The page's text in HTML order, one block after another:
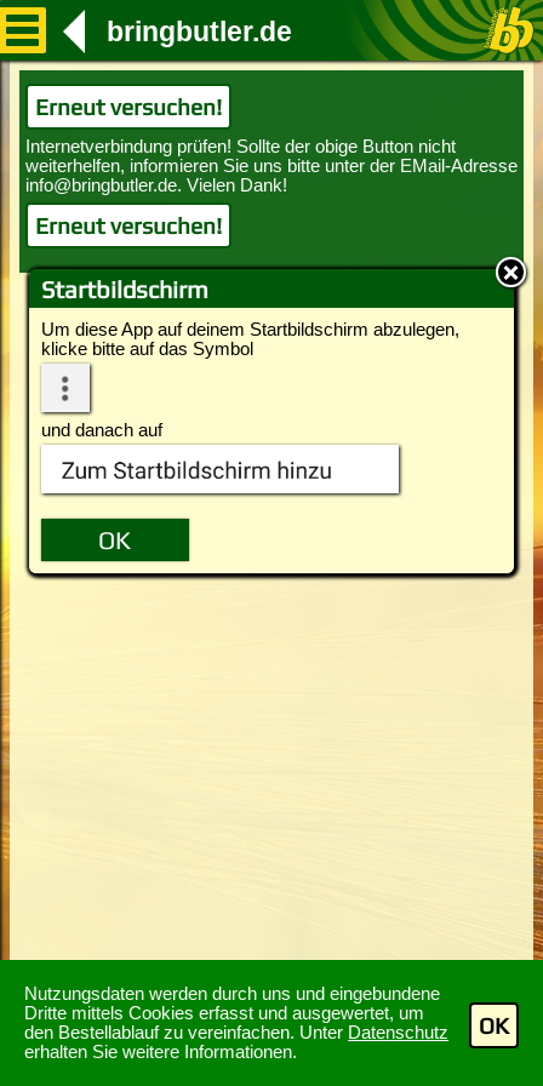
Nutzungsdaten werden durch uns und eingebundene
Dritte mittels Cookies erfasst und ausgewertet, um
den Bestellablauf zu vereinfachen. Unter Datenschutz
erhalten Sie weitere Informationen.
OK
Startbildschirm
Um diese App auf deinem Startbildschirm abzulegen,
klicke bitte auf das Symbol
und danach auf
bringbutler.de
Erneut versuchen!
Erneut versuchen!